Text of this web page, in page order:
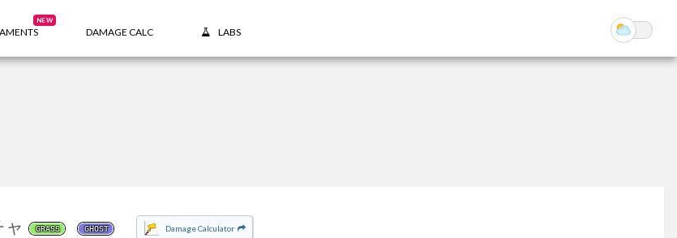
NEW
DAMAGE CALC LABS
GRASS GHOST Damage Calculator